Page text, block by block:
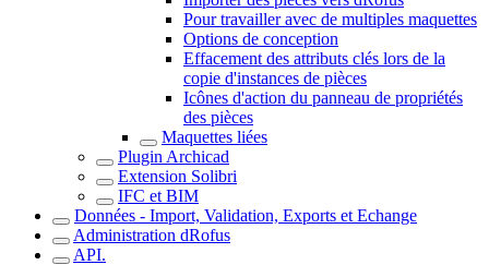
Pour travailler avec de multiples maquettes
Options de conception
Effacement des attributs clés lors de la
copie d'instances de pièces
Icônes d'action du panneau de propriétés
des pièces
Maquettes liées
Plugin Archicad
Extension Solibri
IFC et BIM
Données - Import, Validation, Exports et Echange
Administration dRofus
API.